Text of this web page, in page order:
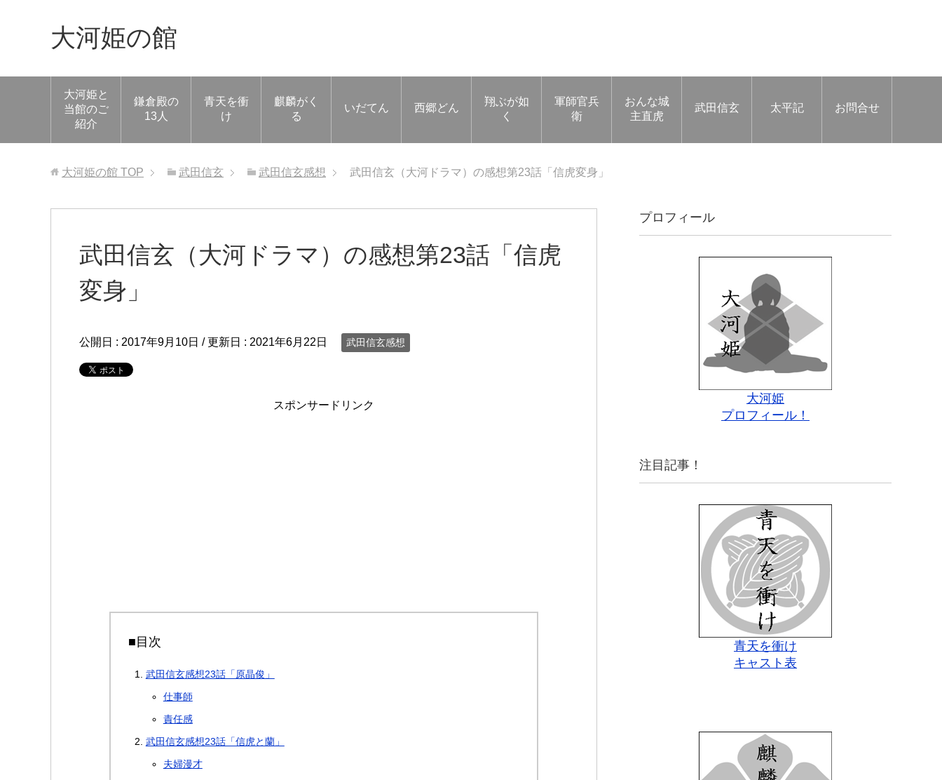
大河姫の館
大河姫と
当館のご
紹介
鎌倉殿の
13人
青天を衝
け
麒麟がく
る
いだてん 西郷どん
翔ぶが如
く
軍師官兵
衛
おんな城
主直虎
武田信玄 太平記 お問合せ
大河姫の館 TOP 武田信玄 武田信玄感想 武田信玄（大河ドラマ）の感想第23話「信虎変身」
武田信玄（大河ドラマ）の感想第23話「信虎
変身」
公開日 : 2017年9月10日 / 更新日 : 2021年6月22日 武田信玄感想
スポンサードリンク
■目次
武田信玄感想23話「原晶俊」
仕事師
責任感
武田信玄感想23話「信虎と蘭」
夫婦漫才
プロフィール
大河姫
プロフィール！
注目記事！
青天を衝け
キャスト表